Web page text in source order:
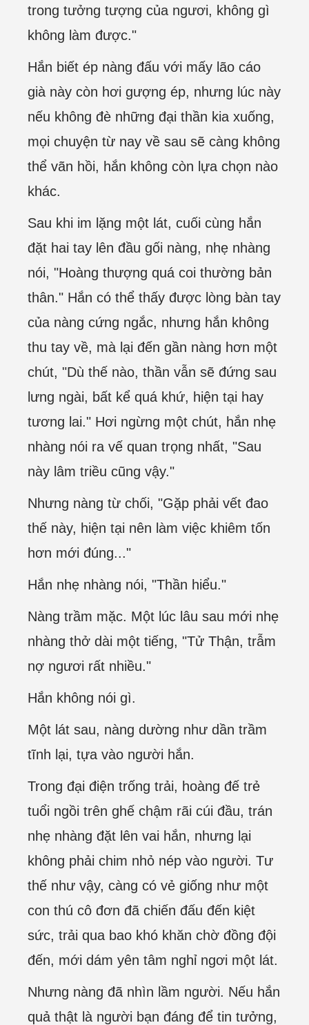
trong tưởng tượng của ngươi, không gì
không làm được."
Hắn biết ép nàng đấu với mấy lão cáo
già này còn hơi gượng ép, nhưng lúc này
nếu không đè những đại thần kia xuống,
mọi chuyện từ nay về sau sẽ càng không
thể vãn hồi, hắn không còn lựa chọn nào
khác.
Sau khi im lặng một lát, cuối cùng hắn
đặt hai tay lên đầu gối nàng, nhẹ nhàng
nói, "Hoàng thượng quá coi thường bản
thân." Hắn có thể thấy được lòng bàn tay
của nàng cứng ngắc, nhưng hắn không
thu tay về, mà lại đến gần nàng hơn một
chút, "Dù thế nào, thần vẫn sẽ đứng sau
lưng ngài, bất kể quá khứ, hiện tại hay
tương lai." Hơi ngừng một chút, hắn nhẹ
nhàng nói ra vế quan trọng nhất, "Sau
này lâm triều cũng vậy."
Nhưng nàng từ chối, "Gặp phải vết đao
thế này, hiện tại nên làm việc khiêm tốn
hơn mới đúng..."
Hắn nhẹ nhàng nói, "Thần hiểu."
Nàng trầm mặc. Một lúc lâu sau mới nhẹ
nhàng thở dài một tiếng, "Tử Thận, trẫm
nợ ngươi rất nhiều."
Hắn không nói gì.
Một lát sau, nàng dường như dần trầm
tĩnh lại, tựa vào người hắn.
Trong đại điện trống trải, hoàng đế trẻ
tuổi ngồi trên ghế chậm rãi cúi đầu, trán
nhẹ nhàng đặt lên vai hắn, nhưng lại
không phải chim nhỏ nép vào người. Tư
thế như vậy, càng có vẻ giống như một
con thú cô đơn đã chiến đấu đến kiệt
sức, trải qua bao khó khăn chờ đồng đội
đến, mới dám yên tâm nghỉ ngơi một lát.
Nhưng nàng đã nhìn lầm người. Nếu hắn
quả thật là người bạn đáng để tin tưởng,